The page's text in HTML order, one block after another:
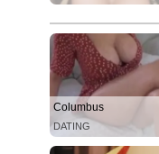
Columbus
DATING